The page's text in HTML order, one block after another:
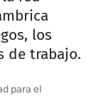
los
de trabajo.
para el